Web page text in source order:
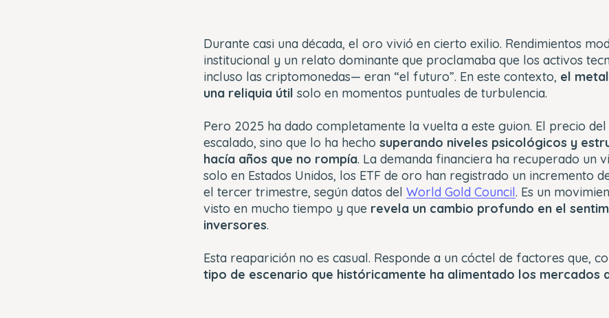
Durante casi una década, el oro vivió en cierto exilio. Rendimientos
institucional y un relato dominante que proclamaba que los activos
incluso las criptomonedas— eran “el futuro”. En este contexto, el
una reliquia útil solo en momentos puntuales de turbulencia.
Pero 2025 ha dado completamente la vuelta a este guion. El precio
escalado, sino que lo ha hecho superando niveles psicológicos y
hacía años que no rompía. La demanda financiera ha recuperado un
solo en Estados Unidos, los ETF de oro han registrado un incremento
el tercer trimestre, según datos del World Gold Council. Es un
visto en mucho tiempo y que revela un cambio profundo en el
inversores.
Esta reaparición no es casual. Responde a un cóctel de factores que,
tipo de escenario que históricamente ha alimentado los mercados